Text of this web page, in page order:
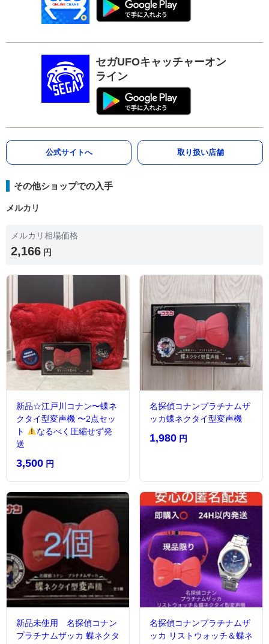
セガUFOキャッチャーオン
ライン
公式サイトへ 取り扱い店舗
その他ショップでの入手
メルカリ
メルカリ相場価格
2,166 円
新品☆江戸川コナン〜蝶ネ
クタイ型変声機 〜2点セッ
ト
なるべく圧縮せず発
送
3,500 円
名探偵コナンプラチナムザ
ッカ蝶ネクタイ型変声機
1,980 円
新品未使用 名探偵コナン
プラチナムザッカ 蝶ネクタ
名探偵コナンプラチナムザ
ッカ リストウォッチ＆蝶ネ